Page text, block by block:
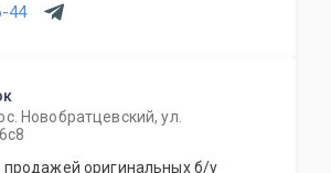
44
Новобратцевский, ул.
оригинальных б/у